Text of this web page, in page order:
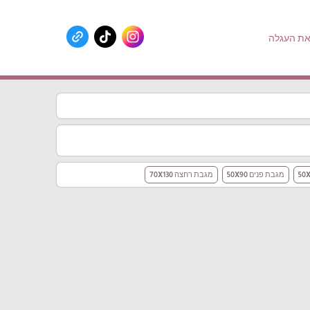
את העגלה
מגבת פנים 50X90 מגבת רחצה 70X130